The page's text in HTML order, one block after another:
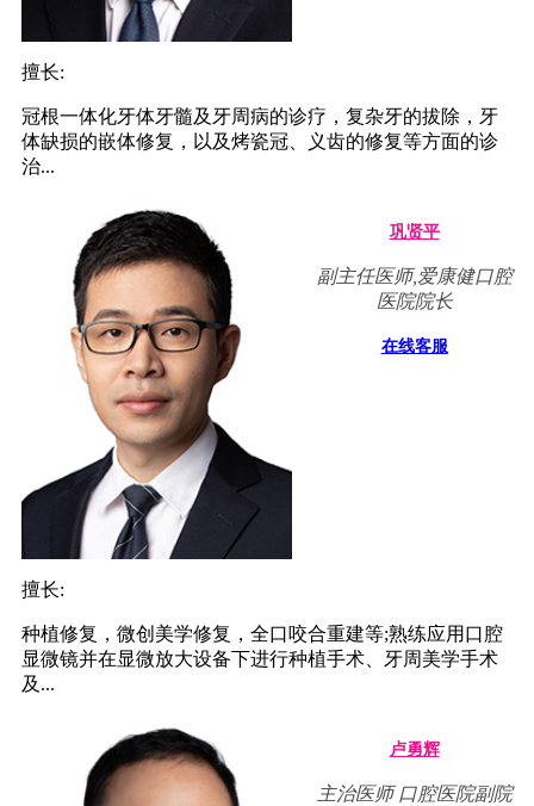
擅长:
冠根一体化牙体牙髓及牙周病的诊疗，复杂牙的拔除，牙
体缺损的嵌体修复，以及烤瓷冠、义齿的修复等方面的诊
治...
巩贤平
副主任医师,爱康健口腔
医院院长
在线客服
擅长:
种植修复，微创美学修复，全口咬合重建等;熟练应用口腔
显微镜并在显微放大设备下进行种植手术、牙周美学手术
及...
卢勇辉
主治医师 口腔医院副院